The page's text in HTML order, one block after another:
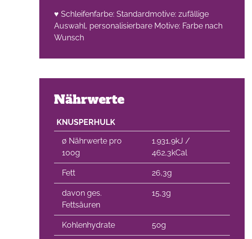
♥ Schleifenfarbe: Standardmotive: zufällige
Auswahl, personalisierbare Motive: Farbe nach
Wunsch
Nährwerte
KNUSPERHULK
∅ Nährwerte pro
100g
1.931,9kJ /
462,3kCal
Fett 26,3g
davon ges.
Fettsäuren
15,3g
Kohlenhydrate 50g